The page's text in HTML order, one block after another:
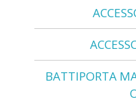
BATTIPORTA